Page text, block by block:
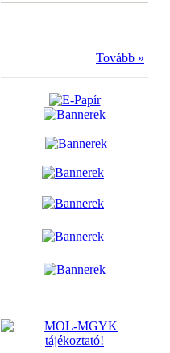
Tovább »